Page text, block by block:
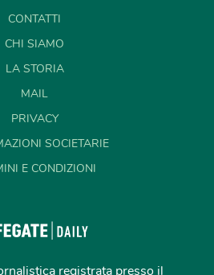
CONTATTI
CHI SIAMO
LA STORIA
MAIL
PRIVACY
SOCIETARIE
E CONDIZIONI
registrata presso il